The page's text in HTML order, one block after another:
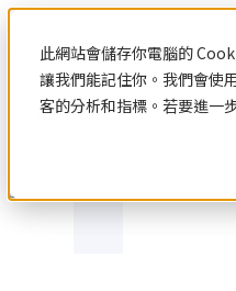
此網站會儲存你電腦的
讓我們能記住你。我們會使
客的分析和指標。若要進一
文章分類